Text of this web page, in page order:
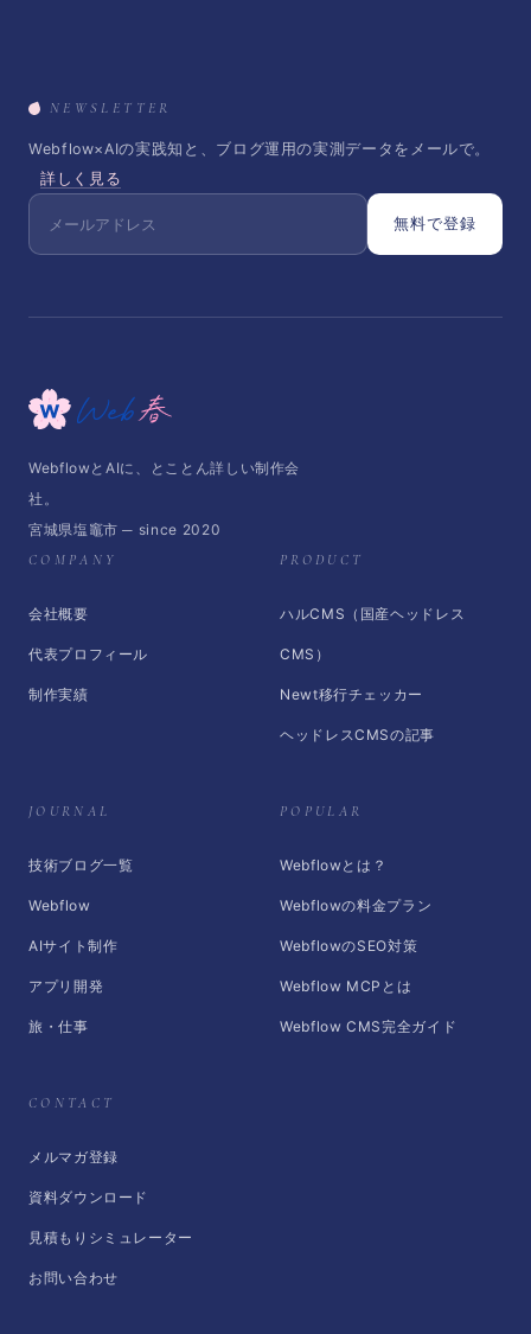
NEWSLETTER
Webflow×AIの実践知と、ブログ運用の実測データをメールで。
詳しく見る
無料で登録
WebflowとAIに、とことん詳しい制作会
社。
宮城県塩竈市 ─ since 2020
COMPANY
会社概要
代表プロフィール
制作実績
PRODUCT
ハルCMS（国産ヘッドレス
CMS）
Newt移行チェッカー
ヘッドレスCMSの記事
JOURNAL
技術ブログ一覧
Webflow
AIサイト制作
アプリ開発
旅・仕事
POPULAR
Webflowとは？
Webflowの料金プラン
WebflowのSEO対策
Webflow MCPとは
Webflow CMS完全ガイド
CONTACT
メルマガ登録
資料ダウンロード
見積もりシミュレーター
お問い合わせ